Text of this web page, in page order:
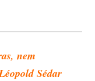
nem
Sédar